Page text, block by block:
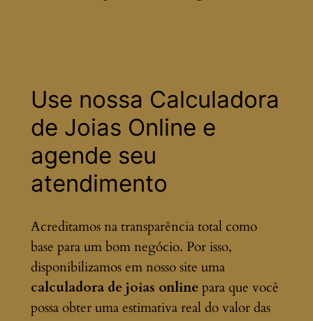
Use nossa Calculadora
de Joias Online e
agende seu
atendimento
Acreditamos na transparência total como
base para um bom negócio. Por isso,
disponibilizamos em nosso site uma
calculadora de joias onlinepara que você
possa obter uma estimativa real do valor das